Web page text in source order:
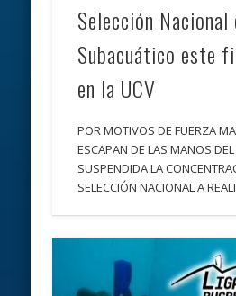
Selección Nacional
Subacuático este
en la UCV
POR MOTIVOS DE FUERZA
ESCAPAN DE LAS MANOS
SUSPENDIDA LA
SELECCIÓN NACIONAL A